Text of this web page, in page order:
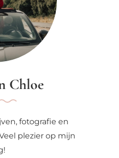
Chloe
fotografie en
plezier op mijn